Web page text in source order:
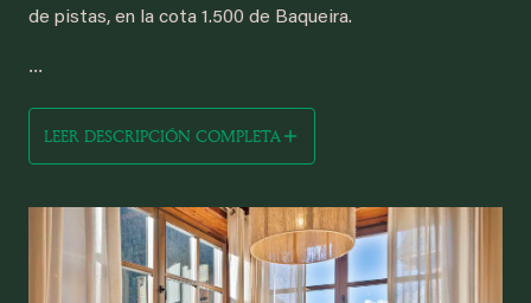
de pistas, en la cota 1.500 de Baqueira.
...
LEER DESCRIPCIÓN COMPLETA